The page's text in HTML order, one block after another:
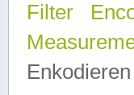
Filter